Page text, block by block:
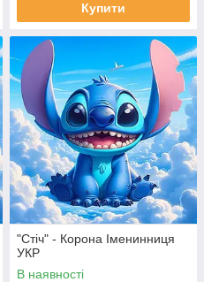
Купити
"Стіч" - Корона Іменинниця
УКР
В наявності